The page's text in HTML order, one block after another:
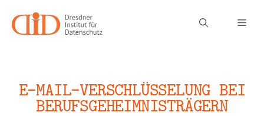
Inhalt
springen
E-MAIL-VERSCHLÜSSELUNG BEI
BERUFSGEHEIMNISTRÄGERN